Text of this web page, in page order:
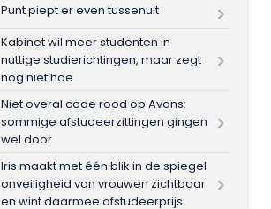
Punt piept er even tussenuit
Kabinet wil meer studenten in
nuttige studierichtingen, maar zegt
nog niet hoe
Niet overal code rood op Avans:
sommige afstudeerzittingen gingen
wel door
Iris maakt met één blik in de spiegel
onveiligheid van vrouwen zichtbaar
en wint daarmee afstudeerprijs